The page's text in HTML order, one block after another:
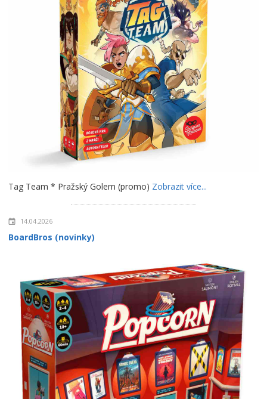
Tag Team * Pražský Golem (promo) Zobrazit více...
14.04.2026
BoardBros (novinky)